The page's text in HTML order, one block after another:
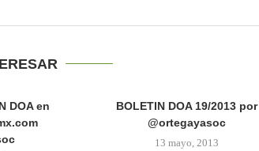
DOA en
BOLETIN DOA 19/2013 por
@ortegayasoc
13 mayo, 2013